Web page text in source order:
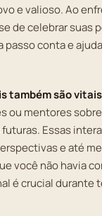
e valioso. Ao
de celebrar suas
passo conta e
também são
ou mentores
Essas
e até
você não havia
é crucial durante